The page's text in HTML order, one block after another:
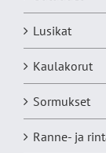
Lusikat
Kaulakorut
Sormukset
Ranne- ja